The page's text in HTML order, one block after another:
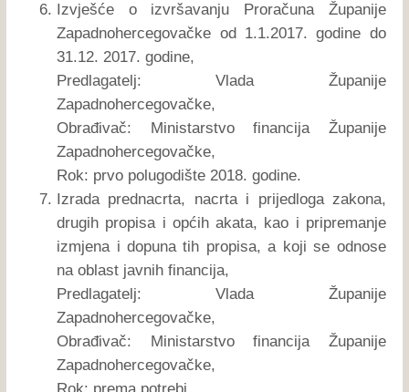
Izvješće o izvršavanju Proračuna Županije
Zapadnohercegovačke od 1.1.2017. godine do
31.12. 2017. godine,
Predlagatelj: Vlada Županije
Zapadnohercegovačke,
Obrađivač: Ministarstvo financija Županije
Zapadnohercegovačke,
Rok: prvo polugodište 2018. godine.
Izrada prednacrta, nacrta i prijedloga zakona,
drugih propisa i općih akata, kao i pripremanje
izmjena i dopuna tih propisa, a koji se odnose
na oblast javnih financija,
Predlagatelj: Vlada Županije
Zapadnohercegovačke,
Obrađivač: Ministarstvo financija Županije
Zapadnohercegovačke,